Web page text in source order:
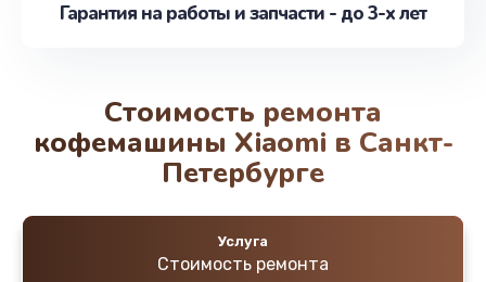
Гарантия на работы и запчасти - до 3-х лет
Стоимость ремонта
кофемашины Xiaomi в Санкт-
Петербурге
Услуга
Стоимость ремонта